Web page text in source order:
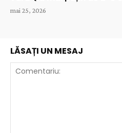
mai 25, 2026
LĂSAȚI UN MESAJ